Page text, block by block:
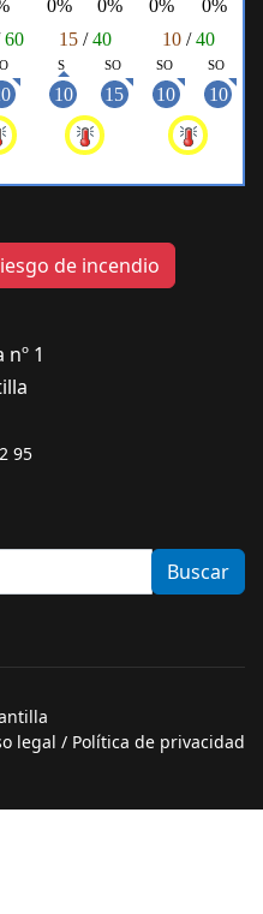
de incendio
1
95
Buscar
legal / Política de privacidad